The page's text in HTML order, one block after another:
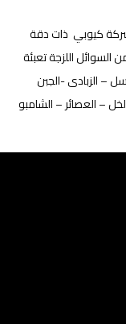
كيوبي ذات دقة
السوائل اللزجة تعبئة
– الزبادى -الجبن
– العصائر – الشامبو